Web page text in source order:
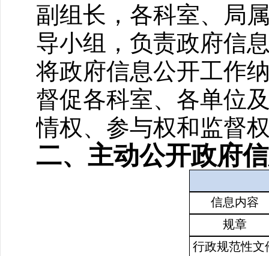
副组长，各科室、局
导小组，负责政府信
将政府信息公开工作
督促各科室、各单位
情权、参与权和监督
二、主动公开政府
信息内容
规章
行政规范性文